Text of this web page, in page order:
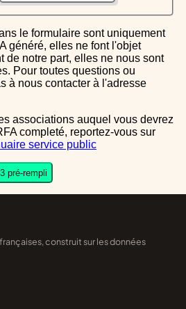
généré, elles ne font l'objet
de notre part, elles ne nous sont
Pour toutes questions ou
à nous contacter à l'adresse
completé, reportez-vous sur
service public
pré-rempli